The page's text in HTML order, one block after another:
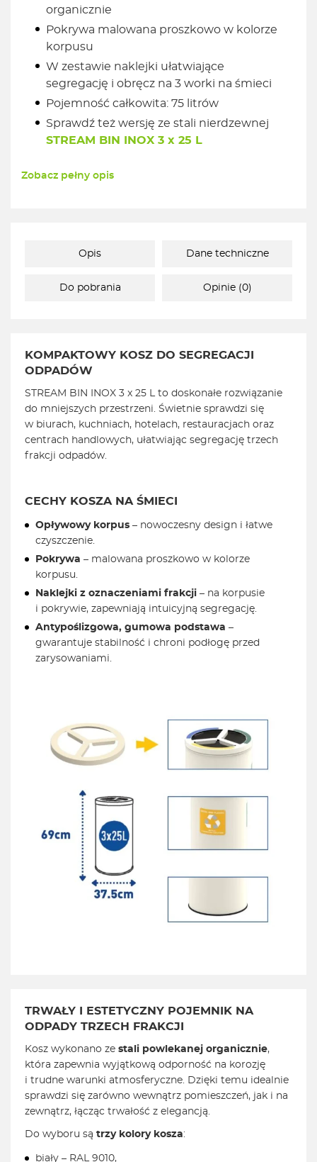
organicznie
Pokrywa malowana proszkowo w kolorze
korpusu
W zestawie naklejki ułatwiające
segregację i obręcz na 3 worki na śmieci
Pojemność całkowita: 75 litrów
Sprawdź też wersję ze stali nierdzewnej
STREAM BIN INOX 3 x 25 L
Zobacz pełny opis
Opis Dane techniczne
Do pobrania Opinie (0)
KOMPAKTOWY KOSZ DO SEGREGACJI
ODPADÓW
STREAM BIN INOX 3 x 25 L to doskonałe rozwiązanie
do mniejszych przestrzeni. Świetnie sprawdzi się
w biurach, kuchniach, hotelach, restauracjach oraz
centrach handlowych, ułatwiając segregację trzech
frakcji odpadów.
CECHY KOSZA NA ŚMIECI
Opływowy korpus – nowoczesny design i łatwe
czyszczenie.
Pokrywa – malowana proszkowo w kolorze
korpusu.
Naklejki z oznaczeniami frakcji – na korpusie
i pokrywie, zapewniają intuicyjną segregację.
Antypoślizgowa, gumowa podstawa –
gwarantuje stabilność i chroni podłogę przed
zarysowaniami.
TRWAŁY I ESTETYCZNY POJEMNIK NA
ODPADY TRZECH FRAKCJI
Kosz wykonano ze stali powlekanej organicznie,
która zapewnia wyjątkową odporność na korozję
i trudne warunki atmosferyczne. Dzięki temu idealnie
sprawdzi się zarówno wewnątrz pomieszczeń, jak i na
zewnątrz, łącząc trwałość z elegancją.
Do wyboru są trzy kolory kosza:
biały – RAL 9010,